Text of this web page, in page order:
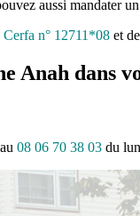
aussi mandater
Cerfa n° 12711*08 et
Anah dans
08 06 70 38 03 du